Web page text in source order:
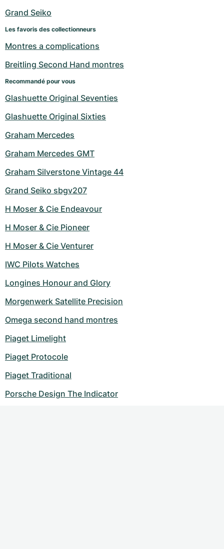
Grand Seiko
Les favoris des collectionneurs
Montres a complications
Breitling Second Hand montres
Recommandé pour vous
Glashuette Original Seventies
Glashuette Original Sixties
Graham Mercedes
Graham Mercedes GMT
Graham Silverstone Vintage 44
Grand Seiko sbgv207
H Moser & Cie Endeavour
H Moser & Cie Pioneer
H Moser & Cie Venturer
IWC Pilots Watches
Longines Honour and Glory
Morgenwerk Satellite Precision
Omega second hand montres
Piaget Limelight
Piaget Protocole
Piaget Traditional
Porsche Design The Indicator